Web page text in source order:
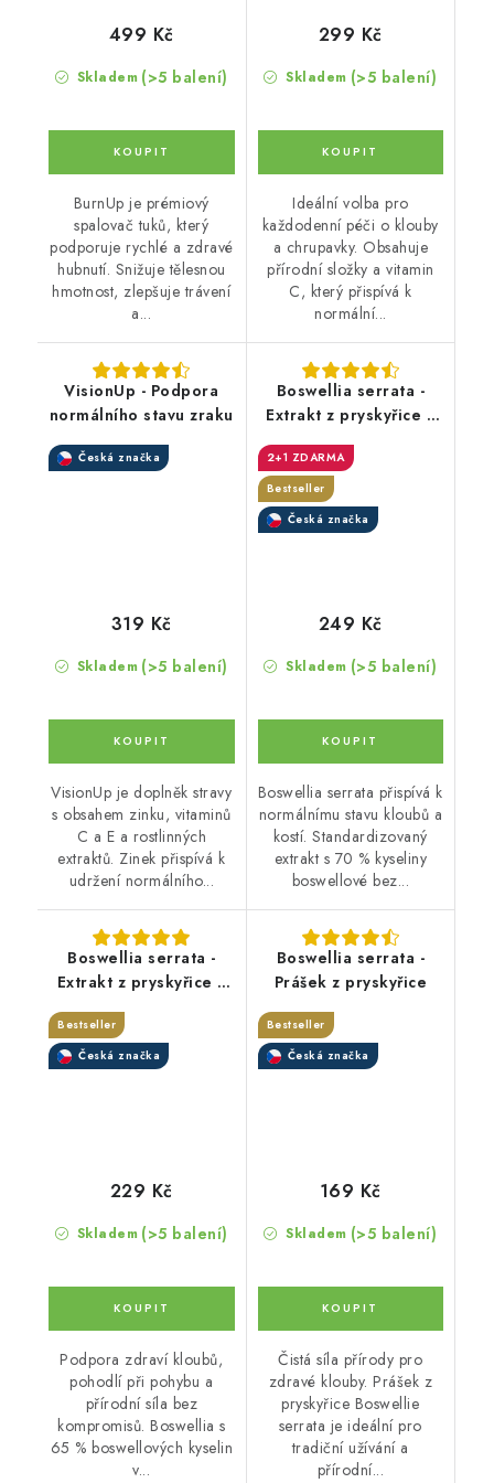
Skladem (>5 balení)
499 Kč
BurnUp je prémiový
spalovač tuků, který
podporuje rychlé a zdravé
hubnutí. Snižuje tělesnou
hmotnost, zlepšuje trávení
a...
Skladem (>5 balení)
299 Kč
Ideální volba pro
každodenní péči o klouby
a chrupavky. Obsahuje
přírodní složky a vitamin
C, který přispívá k
normální...
VisionUp - Podpora
normálního stavu zraku
Česká značka
Skladem (>5 balení)
319 Kč
VisionUp je doplněk stravy
s obsahem zinku, vitaminů
C a E a rostlinných
extraktů. Zinek přispívá k
udržení normálního...
Boswellia serrata -
Extrakt z pryskyřice s
70% kyseliny
boswelové (Boswellin®️
HBD Sabinsa) v
kapslích
2+1 ZDARMA
Bestseller
Česká značka
Skladem (>5 balení)
249 Kč
Boswellia serrata přispívá k
normálnímu stavu kloubů a
kostí. Standardizovaný
extrakt s 70 % kyseliny
boswellové bez...
Boswellia serrata -
Extrakt z pryskyřice s
65% kyseliny
boswelové v kapslích
Bestseller
Česká značka
Skladem (>5 balení)
229 Kč
Podpora zdraví kloubů,
pohodlí při pohybu a
přírodní síla bez
kompromisů. Boswellia s
65 % boswellových kyselin
v...
Boswellia serrata -
Prášek z pryskyřice
Bestseller
Česká značka
Skladem (>5 balení)
169 Kč
Čistá síla přírody pro
zdravé klouby. Prášek z
pryskyřice Boswellie
serrata je ideální pro
tradiční užívání a
přírodní...